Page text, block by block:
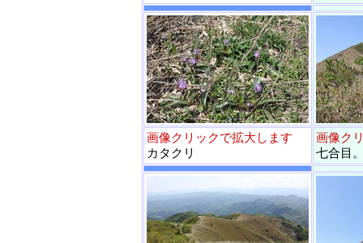
画像クリックで拡大します
カタクリ
画像ク
七合目